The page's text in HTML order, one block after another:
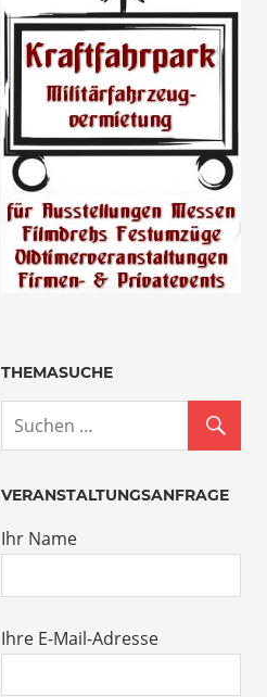
THEMASUCHE
VERANSTALTUNGSANFRAGE
Ihr Name
Ihre E-Mail-Adresse